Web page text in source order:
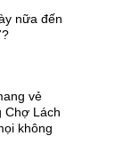
nữa đến
vẻ
Chợ Lách
không